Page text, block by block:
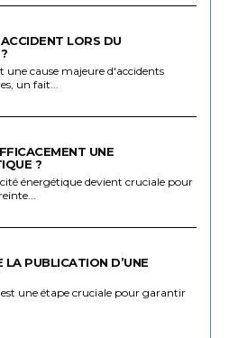
LORS DU
une cause majeure d'accidents
un fait...
UNE
?
énergétique devient cruciale pour
PUBLICATION D’UNE
une étape cruciale pour garantir